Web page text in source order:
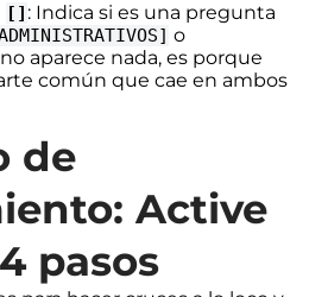
[] : Indica si es una pregunta
o
no aparece nada, es porque
común que cae en ambos
de
Active
pasos